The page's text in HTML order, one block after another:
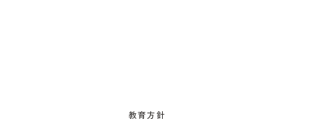
教育方針